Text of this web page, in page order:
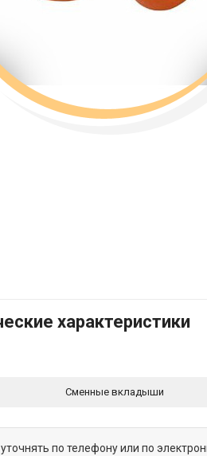
характеристики
Сменные вкладыши
по телефону или по